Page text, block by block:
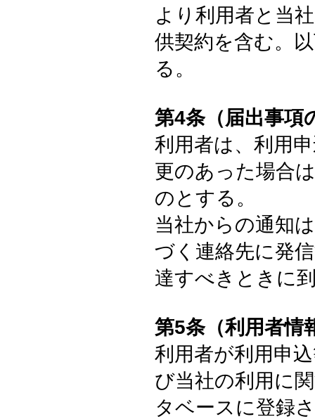
より利用者と当
供契約を含む。
る。
第4条（届出事項
利用者は、利用
更のあった場合
のとする。
当社からの通知
づく連絡先に発
達すべきときに
第5条（利用者情
利用者が利用申
び当社の利用に
タベースに登録